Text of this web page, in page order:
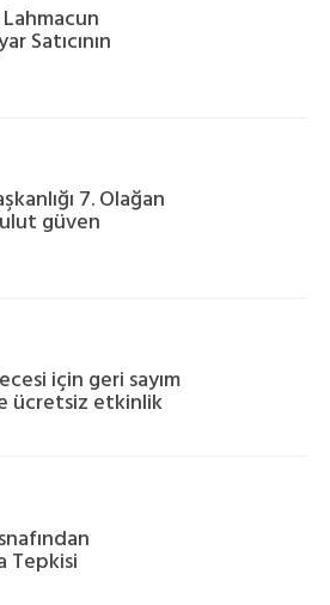
Satıcının
7. Olağan
güven
için geri sayım
ücretsiz etkinlik
Tepkisi